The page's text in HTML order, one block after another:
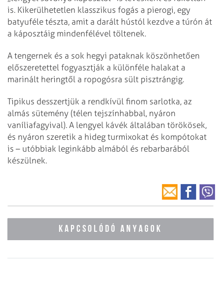
is. Kikerülhetetlen klasszikus fogás a pierogi, egy
batyuféle tészta, amit a darált hústól kezdve a túrón át
a káposztáig mindenfélével töltenek.
A tengernek és a sok hegyi pataknak köszönhetően
előszeretettel fogyasztják a különféle halakat a
marinált heringtől a ropogósra sült pisztrángig.
Tipikus desszertjük a rendkívül finom sarlotka, az
almás sütemény (télen tejszínhabbal, nyáron
vaníliafagyival). A lengyel kávék általában törökösek,
és nyáron szeretik a hideg turmixokat és kompótokat
is – utóbbiak leginkább almából és rebarbarából
készülnek.
KAPCSOLÓDÓ ANYAGOK